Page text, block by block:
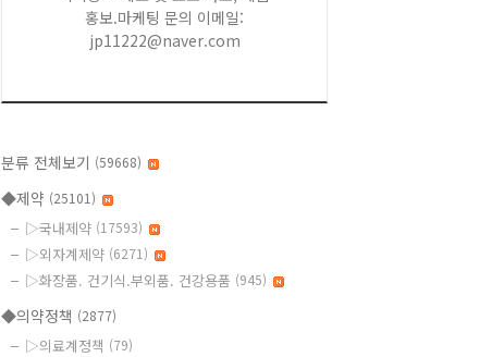
홍보.마케팅 문의 이메일:
jp11222@naver.com
분류 전체보기 (59668)
◆제약 (25101)
▷국내제약 (17593)
▷외자계제약 (6271)
▷화장품. 건기식.부외품. 건강용품 (945)
◆의약정책 (2877)
▷의료계정책 (79)